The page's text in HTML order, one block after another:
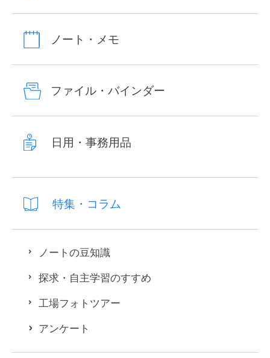
ノート・メモ
ファイル・バインダー
日用・事務用品
特集・コラム
ノートの豆知識
探求・自主学習のすすめ
工場フォトツアー
アンケート